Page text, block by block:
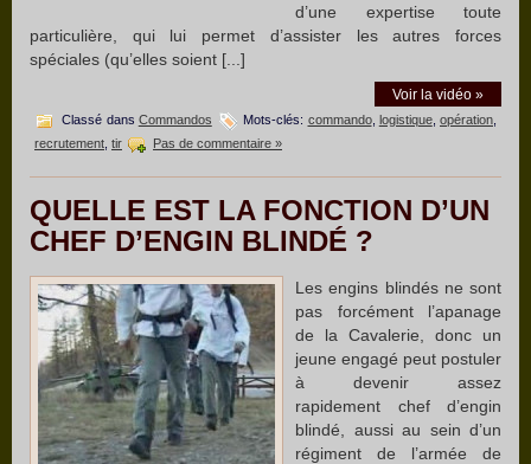
d’une expertise toute
particulière, qui lui permet d’assister les autres forces
spéciales (qu’elles soient [...]
Voir la vidéo »
Classé dans Commandos Mots-clés: commando, logistique, opération
recrutement tir Pas de commentaire »
QUELLE EST LA FONCTION D’UN
CHEF D’ENGIN BLINDÉ ?
Les engins blindés ne sont
pas forcément l’apanage
de la Cavalerie, donc un
jeune engagé peut postuler
à devenir assez
rapidement chef d’engin
blindé, aussi au sein d’un
régiment de l’armée de